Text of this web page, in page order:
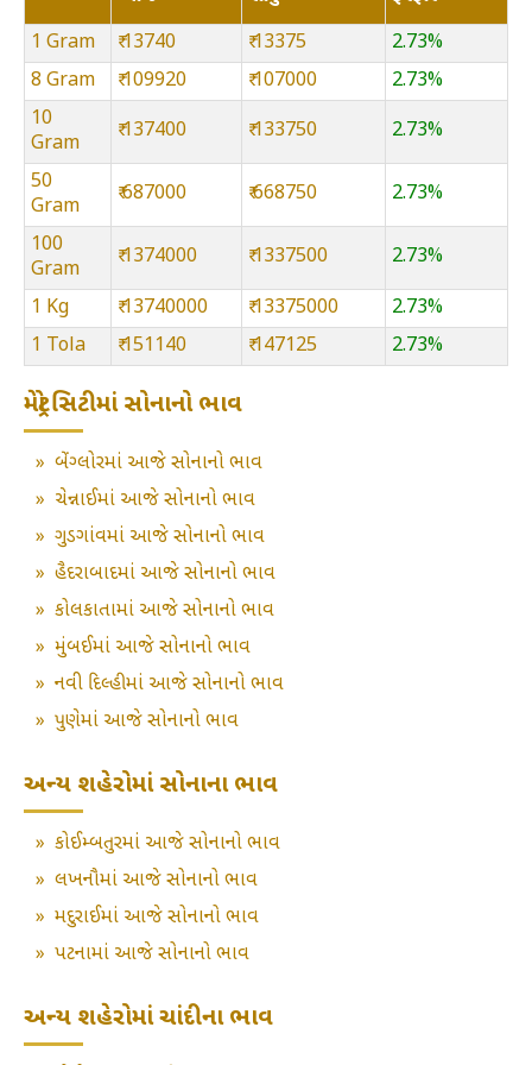
1 Gram
₹ 13740 ₹ 13375
2.73%
8 Gram
₹ 109920 ₹ 107000
2.73%
10
Gram
₹ 137400 ₹ 133750 2.73%
50
Gram
₹ 687000 ₹ 668750 2.73%
100
Gram
₹ 1374000 ₹ 1337500 2.73%
1 Kg ₹ 13740000 ₹ 13375000
2.73%
1 Tola
₹ 151140 ₹ 147125 2.73%
મેટ્રો સિટીમાં સોનાનો ભાવ
» બેંગ્લોરમાં આજે સોનાનો ભાવ
» ચેન્નાઈમાં આજે સોનાનો ભાવ
» ગુડગાંવમાં આજે સોનાનો ભાવ
» હૈદરાબાદમાં આજે સોનાનો ભાવ
» કોલકાતામાં આજે સોનાનો ભાવ
» મુંબઈમાં આજે સોનાનો ભાવ
» નવી દિલ્હીમાં આજે સોનાનો ભાવ
» પુણેમાં આજે સોનાનો ભાવ
અન્ય શહેરોમાં સોનાના ભાવ
» કોઈમ્બતુરમાં આજે સોનાનો ભાવ
» લખનૌમાં આજે સોનાનો ભાવ
» મદુરાઈમાં આજે સોનાનો ભાવ
» પટનામાં આજે સોનાનો ભાવ
અન્ય શહેરોમાં ચાંદીના ભાવ